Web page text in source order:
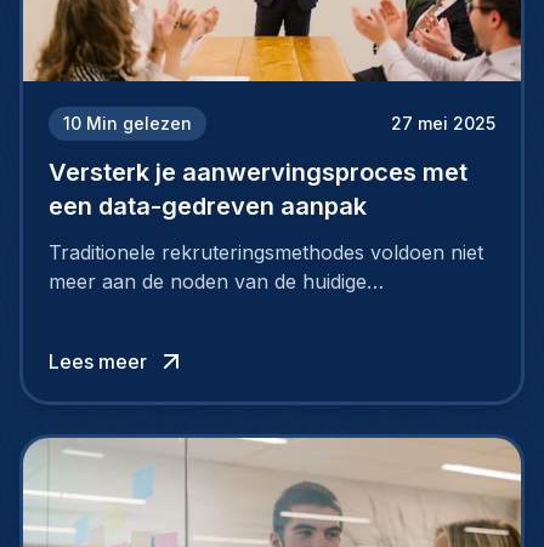
10 Min gelezen 27 mei 2025
Versterk je aanwervingsproces met
een data-gedreven aanpak
Traditionele rekruteringsmethodes voldoen niet
meer aan de noden van de huidige
slimmer rekruteren.
Lees meer